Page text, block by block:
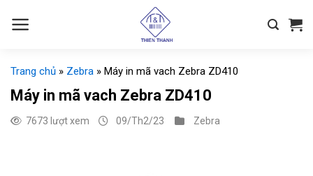
đến
Trang chủ » Zebra » Máy in mã vach Zebra ZD410
Máy in mã vach Zebra ZD410
7673 lượt xem 09/Th2/23 Zebra